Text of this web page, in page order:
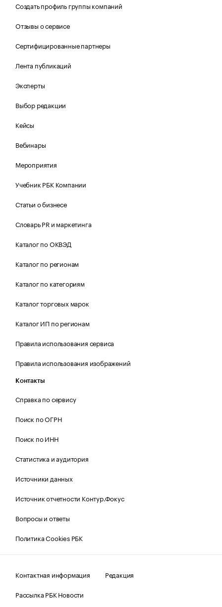
Создать профиль группы компаний
Отзывы о сервисе
Сертифицированные партнеры
Лента публикаций
Эксперты
Выбор редакции
Кейсы
Вебинары
Мероприятия
Учебник РБК Компании
Статьи о бизнесе
Словарь PR и маркетинга
Каталог по ОКВЭД
Каталог по регионам
Каталог по категориям
Каталог торговых марок
Каталог ИП по регионам
Правила использования сервиса
Правила использования изображений
Контакты
Справка по сервису
Поиск по ОГРН
Поиск по ИНН
Статистика и аудитория
Источники данных
Источник отчетности Контур.Фокус
Вопросы и ответы
Политика Cookies РБК
Контактная информация
Редакция
Рассылка РБК Новости